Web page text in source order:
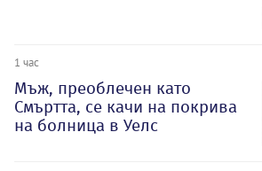
1 час
Мъж, преоблечен като
Смъртта, се качи на покрива
на болница в Уелс